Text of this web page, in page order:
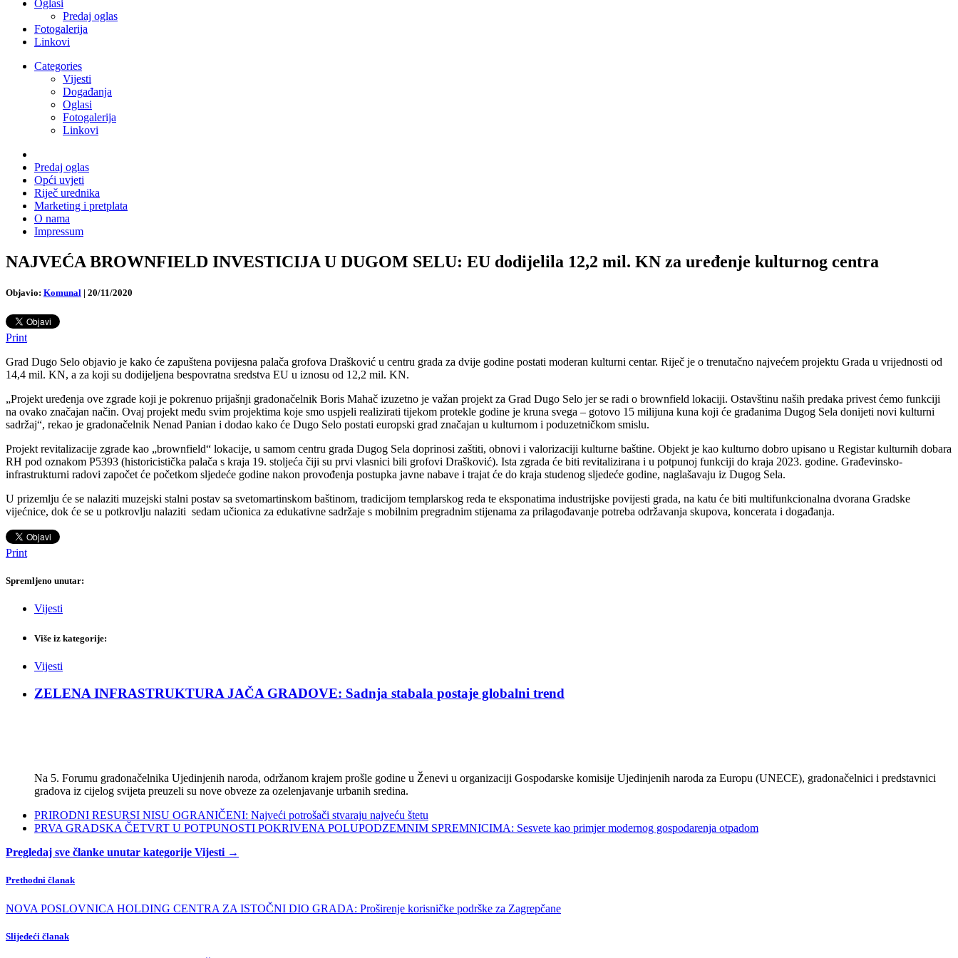
Oglasi
Predaj oglas
Fotogalerija
Linkovi
Categories
Vijesti
Događanja
Oglasi
Fotogalerija
Linkovi
Predaj oglas
Opći uvjeti
Riječ urednika
Marketing i pretplata
O nama
Impressum
NAJVEĆA BROWNFIELD INVESTICIJA U DUGOM SELU: EU dodijelila 12,2 mil. KN za uređenje kulturnog centra
Objavio: Komunal | 20/11/2020
Print
Grad Dugo Selo objavio je kako će zapuštena povijesna palača grofova Drašković u centru grada za dvije godine postati moderan kulturni centar. Riječ je o trenutačno najvećem projektu Grada u vrijednosti od
14,4 mil. KN, a za koji su dodijeljena bespovratna sredstva EU u iznosu od 12,2 mil. KN.
„Projekt uređenja ove zgrade koji je pokrenuo prijašnji gradonačelnik Boris Mahač izuzetno je važan projekt za Grad Dugo Selo jer se radi o brownfield lokaciji. Ostavštinu naših predaka privest ćemo funkciji
na ovako značajan način. Ovaj projekt među svim projektima koje smo uspjeli realizirati tijekom protekle godine je kruna svega – gotovo 15 milijuna kuna koji će građanima Dugog Sela donijeti novi kulturni
sadržaj“, rekao je gradonačelnik Nenad Panian i dodao kako će Dugo Selo postati europski grad značajan u kulturnom i poduzetničkom smislu.
Projekt revitalizacije zgrade kao „brownfield“ lokacije, u samom centru grada Dugog Sela doprinosi zaštiti, obnovi i valorizaciji kulturne baštine. Objekt je kao kulturno dobro upisano u Registar kulturnih dobara
RH pod oznakom P5393 (historicistička palača s kraja 19. stoljeća čiji su prvi vlasnici bili grofovi Drašković). Ista zgrada će biti revitalizirana i u potpunoj funkciji do kraja 2023. godine. Građevinsko-
infrastrukturni radovi započet će početkom sljedeće godine nakon provođenja postupka javne nabave i trajat će do kraja studenog sljedeće godine, naglašavaju iz Dugog Sela.
U prizemlju će se nalaziti muzejski stalni postav sa svetomartinskom baštinom, tradicijom templarskog reda te eksponatima industrijske povijesti grada, na katu će biti multifunkcionalna dvorana Gradske
vijećnice, dok će se u potkrovlju nalaziti sedam učionica za edukativne sadržaje s mobilnim pregradnim stijenama za prilagođavanje potreba održavanja skupova, koncerata i događanja.
Print
Spremljeno unutar:
Vijesti
Više iz kategorije:
Vijesti
ZELENA INFRASTRUKTURA JAČA GRADOVE: Sadnja stabala postaje globalni trend
Na 5. Forumu gradonačelnika Ujedinjenih naroda, održanom krajem prošle godine u Ženevi u organizaciji Gospodarske komisije Ujedinjenih naroda za Europu (UNECE), gradonačelnici i predstavnici
gradova iz cijelog svijeta preuzeli su nove obveze za ozelenjavanje urbanih sredina.
PRIRODNI RESURSI NISU OGRANIČENI: Najveći potrošači stvaraju najveću štetu
PRVA GRADSKA ČETVRT U POTPUNOSTI POKRIVENA POLUPODZEMNIM SPREMNICIMA: Sesvete kao primjer modernog gospodarenja otpadom
Pregledaj sve članke unutar kategorije Vijesti →
Prethodni članak
NOVA POSLOVNICA HOLDING CENTRA ZA ISTOČNI DIO GRADA: Proširenje korisničke podrške za Zagrepčane
Slijedeći članak